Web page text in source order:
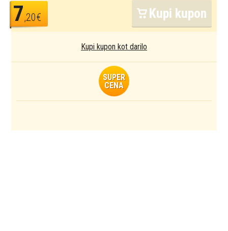
7,20€ Kupi kupon
Kupi kupon kot darilo
SUPER
CENA